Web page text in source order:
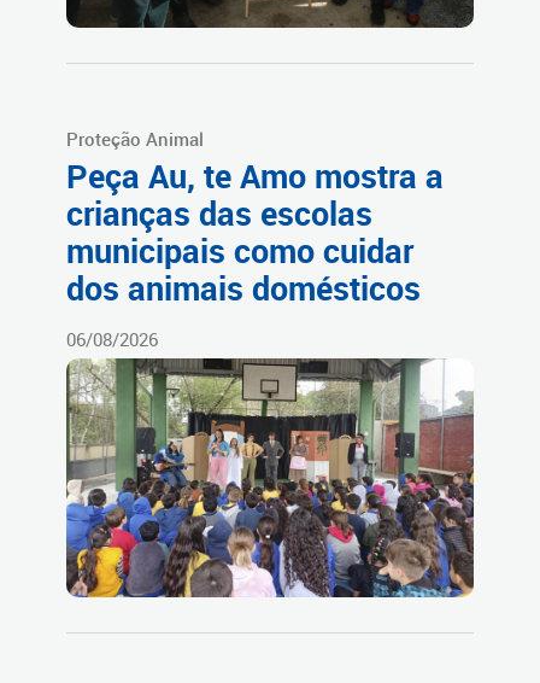
Proteção Animal
Peça Au, te Amo mostra a
crianças das escolas
municipais como cuidar
dos animais domésticos
06/08/2026